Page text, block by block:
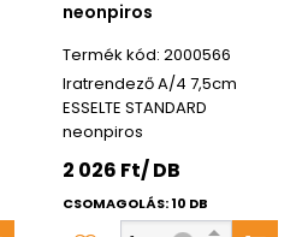
neonpiros
2000566
Iratrendező A/4 7,5cm
ESSELTE STANDARD
neonpiros
2 026 Ft/ DB
CSOMAGOLÁS: 10 DB